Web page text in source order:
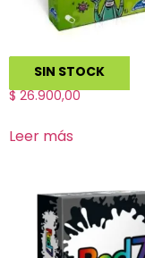
SIN STOCK
Virus!
$ 26.900,00
Leer más